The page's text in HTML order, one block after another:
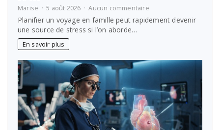
Marise 5 août 2026 Aucun commentairesur
Comment
planifier
sans
Planifier un voyage en famille peut rapidement devenir
une source de stress si l’on aborde…
En savoir plus